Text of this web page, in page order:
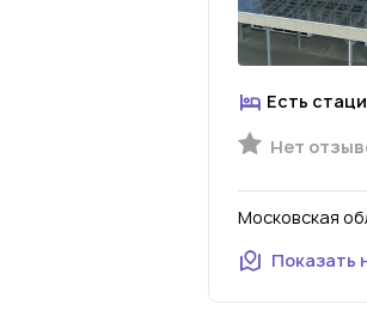
Есть
Нет
Московская
Показать